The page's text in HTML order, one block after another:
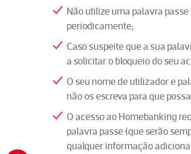
Não utilize uma palavra
periodicamente;
Caso suspeite que a sua
a solicitar o bloqueio do seu
O seu nome de utilizador e
não os escreva para que
O acesso ao Homebanking
palavra passe (que serão
qualquer informação